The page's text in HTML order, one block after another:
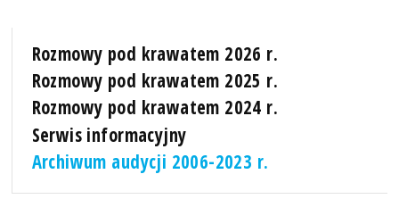
Rozmowy pod krawatem 2026 r.
Rozmowy pod krawatem 2025 r.
Rozmowy pod krawatem 2024 r.
Serwis informacyjny
Archiwum audycji 2006-2023 r.